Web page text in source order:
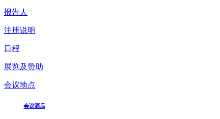
报告人
注册说明
日程
展览及赞助
会议地点
会议酒店